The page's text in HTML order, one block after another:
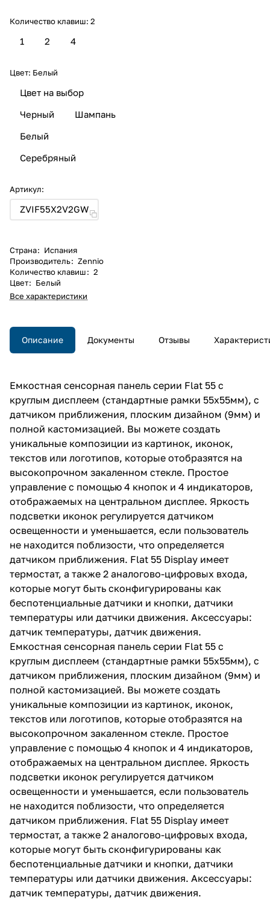
Количество клавиш: 2
2 4
1
Цвет: Белый
Белый
Цвет на выбор
Черный
Серебряный
Шампань
Артикул:
ZVIF55X2V2GW
Страна: Испания
Производитель: Zennio
Количество клавиш: 2
Цвет: Белый
Все характеристики
Описание Документы Отзывы
Емкостная сенсорная панель серии Flat 55 с
круглым дисплеем (стандартные рамки 55х55мм), с
датчиком приближения, плоским дизайном (9мм) и
полной кастомизацией. Вы можете создать
уникальные композиции из картинок, иконок,
текстов или логотипов, которые отобразятся на
высокопрочном закаленном стекле. Простое
управление с помощью 4 кнопок и 4 индикаторов,
отображаемых на центральном дисплее. Яркость
подсветки иконок регулируется датчиком
освещенности и уменьшается, если пользователь
не находится поблизости, что определяется
датчиком приближения. Flat 55 Display имеет
термостат, а также 2 аналогово-цифровых входа,
которые могут быть сконфигурированы как
беспотенциальные датчики и кнопки, датчики
температуры или датчики движения. Аксессуары:
датчик температуры, датчик движения.
Емкостная сенсорная панель серии Flat 55 с
круглым дисплеем (стандартные рамки 55х55мм), с
датчиком приближения, плоским дизайном (9мм) и
полной кастомизацией. Вы можете создать
уникальные композиции из картинок, иконок,
текстов или логотипов, которые отобразятся на
высокопрочном закаленном стекле. Простое
управление с помощью 4 кнопок и 4 индикаторов,
отображаемых на центральном дисплее. Яркость
подсветки иконок регулируется датчиком
освещенности и уменьшается, если пользователь
не находится поблизости, что определяется
датчиком приближения. Flat 55 Display имеет
термостат, а также 2 аналогово-цифровых входа,
которые могут быть сконфигурированы как
беспотенциальные датчики и кнопки, датчики
температуры или датчики движения. Аксессуары:
датчик температуры, датчик движения.